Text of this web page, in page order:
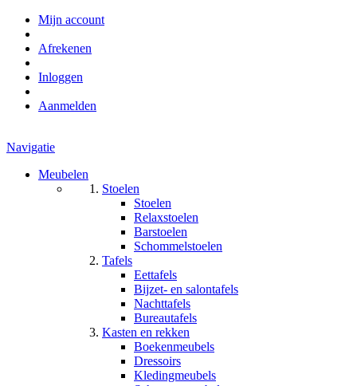
Mijn account
Afrekenen
Inloggen
Aanmelden
Navigatie
Meubelen
Stoelen
Stoelen
Relaxstoelen
Barstoelen
Schommelstoelen
Tafels
Eettafels
Bijzet- en salontafels
Nachttafels
Bureautafels
Kasten en rekken
Boekenmeubels
Dressoirs
Kledingmeubels